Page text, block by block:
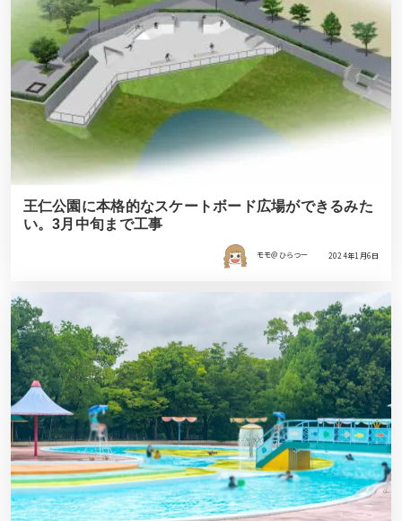
王仁公園に本格的なスケートボード広場ができるみた
い。3月中旬まで工事
モモ＠ひらつー 2024年1月6日